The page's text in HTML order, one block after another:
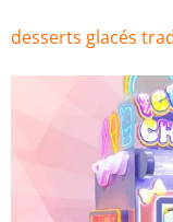
desserts glacés